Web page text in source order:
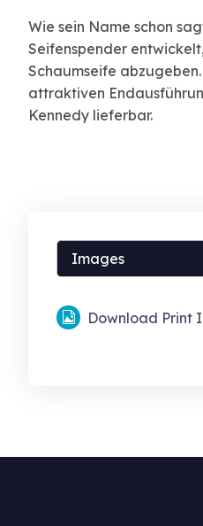
Wie sein Name schon
Seifenspender
Schaumseife
attraktiven
Kennedy lieferbar.
Download Print